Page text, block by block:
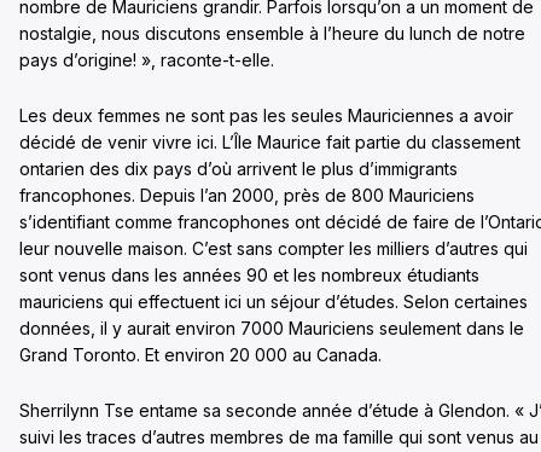
nombre de Mauriciens grandir. Parfois lorsqu’on a un moment de
nostalgie, nous discutons ensemble à l’heure du lunch de notre
pays d’origine! », raconte-t-elle.
Les deux femmes ne sont pas les seules Mauriciennes a avoir
décidé de venir vivre ici. L’Île Maurice fait partie du classement
ontarien des dix pays d’où arrivent le plus d’immigrants
francophones. Depuis l’an 2000, près de 800 Mauriciens
s’identifiant comme francophones ont décidé de faire de
leur nouvelle maison. C’est sans compter les milliers d’autres qui
sont venus dans les années 90 et les nombreux étudiants
mauriciens qui effectuent ici un séjour d’études. Selon certaines
données, il y aurait environ 7000 Mauriciens seulement dans le
Grand Toronto. Et environ 20 000 au Canada.
Sherrilynn Tse entame sa seconde année d’étude à Glendon. «
suivi les traces d’autres membres de ma famille qui sont venus au